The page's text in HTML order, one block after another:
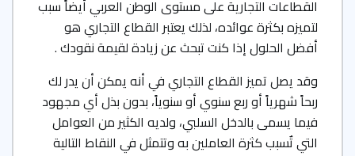
القطاعات التجارية على مستوى الوطن العربي أيضاً سبب
لتميزه بكثرة عوائده، لذلك يعتبر القطاع التجاري هو
أفضل الحلول إذا كنت تبحث عن زيادة لقيمة نقودك .
وقد يصل تميز القطاع التجاري في أنه يمكن أن يدر لك
ربحاً شهرياً أو ربع سنوي أو سنوياً، بدون بذل أي مجهود
فيما يسمى بالدخل السلبي، ولديه الكثير من العوامل
التي تٌسبب كثرة العاملين به وتتمثل في النقاط التالية